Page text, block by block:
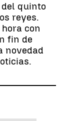
quinto
reyes.
con
fin de
novedad